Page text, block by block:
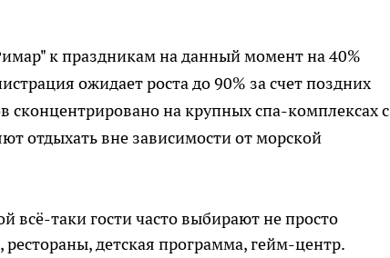
к праздникам на данный момент на 40%
ожидает роста до 90% за счет поздних
сконцентрировано на крупных спа-комплексах с
отдыхать вне зависимости от морской
всё-таки гости часто выбирают не просто
детская программа, гейм-центр.